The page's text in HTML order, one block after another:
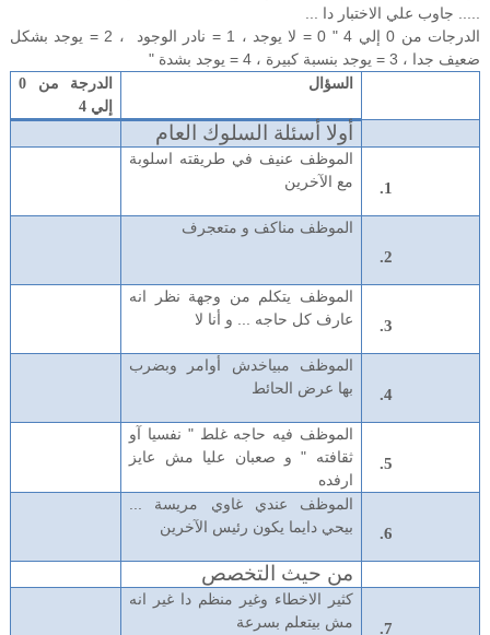
..... جاوب علي الاختبار دا ...
الدرجات من 0 إلي 4 " 0 = لا يوجد ، 1 = نادر الوجود ، 2 = يوجد بشكل
ضعيف جدا ، 3 = يوجد بنسبة كبيرة ، 4 = يوجد بشدة "
السؤال
الدرجة من 0
إلي 4
أولا أسئلة السلوك العام
الموظف عنيف في طريقته اسلوبة
مع الآخرين
الموظف مناكف و متعجرف
الموظف يتكلم من وجهة نظر انه
عارف كل حاجه ... و أنا لا
الموظف مبياخدش أوامر وبضرب
بها عرض الحائط
الموظف فيه حاجه غلط " نفسيا آو
ثقافته " و صعبان عليا مش عايز
ارفده
الموظف عندي غاوي مريسة ...
بيحي دايما يكون رئيس الآخرين
من حيث التخصص
كثير الاخطاء وغير منظم دا غير انه
مش بيتعلم بسرعة